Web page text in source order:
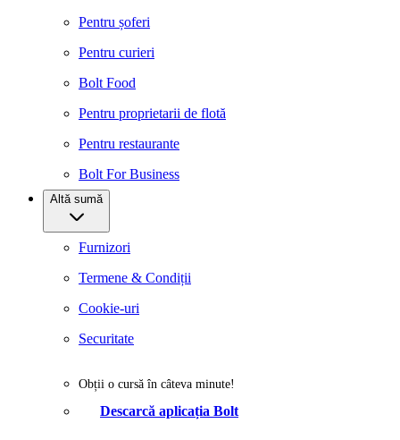
Pentru șoferi
Pentru curieri
Bolt Food
Pentru proprietarii de flotă
Pentru restaurante
Bolt For Business
Altă sumă
Furnizori
Termene & Condiții
Cookie-uri
Securitate
Obții o cursă în câteva minute!
Descarcă aplicația Bolt